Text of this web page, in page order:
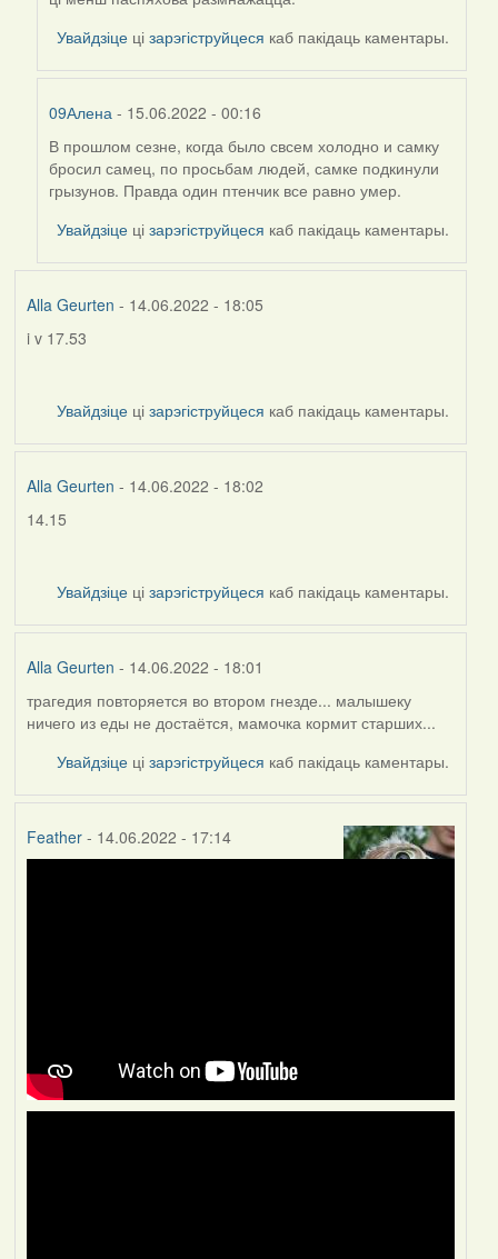
Увайдзіце цізарэгіструйцеся каб пакідаць каментары.
09Алена - 15.06.2022 - 00:16
In
reply
to
by
Geurten
В прошлом сезне, когда было свсем холодно и самку
бросил самец, по просьбам людей, самке подкинули
грызунов. Правда один птенчик все равно умер.
Увайдзіце цізарэгіструйцеся каб пакідаць каментары.
Alla Geurten - 14.06.2022 - 18:05
i v 17.53
Увайдзіце цізарэгіструйцеся каб пакідаць каментары.
Alla Geurten - 14.06.2022 - 18:02
14.15
Увайдзіце цізарэгіструйцеся каб пакідаць каментары.
Alla Geurten - 14.06.2022 - 18:01
трагедия повторяется во втором гнезде... малышеку
ничего из еды не достаётся, мамочка кормит старших...
Увайдзіце цізарэгіструйцеся каб пакідаць каментары.
Feather- 14.06.2022 - 17:14